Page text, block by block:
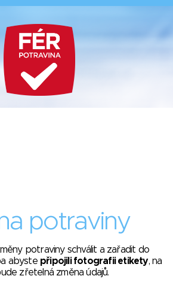
potraviny
potraviny schválit a zařadit do
abyste připojili fotografii etikety, na
zřetelná změna údajů.